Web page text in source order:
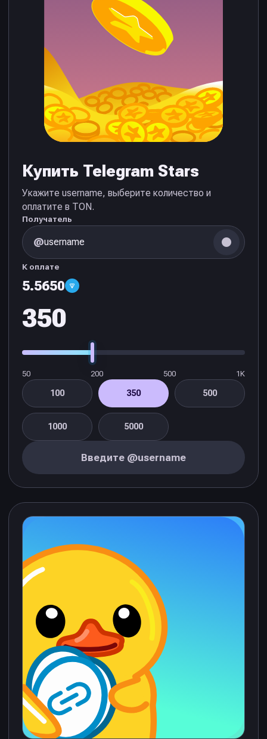
Купить Telegram Stars
Укажите username, выберите количество и
оплатите в TON.
Получатель
@
К оплате
5.5650
50 200 500 1K
100 350 500
1000 5000
Введите @username